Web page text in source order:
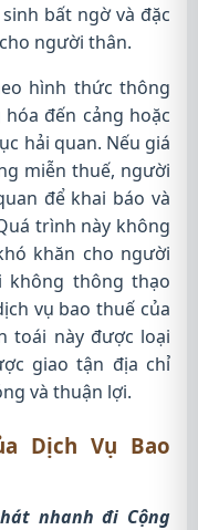
bất ngờ và đặc
người thân.
hình thức thông
đến cảng hoặc
hải quan. Nếu giá
miễn thuế, người
để khai báo và
trình này không
khăn cho người
không thông thạo
vụ bao thuế của
toái này được loại
giao tận địa chỉ
và thuận lợi.
Dịch Vụ Bao
nhanh đi Cộng